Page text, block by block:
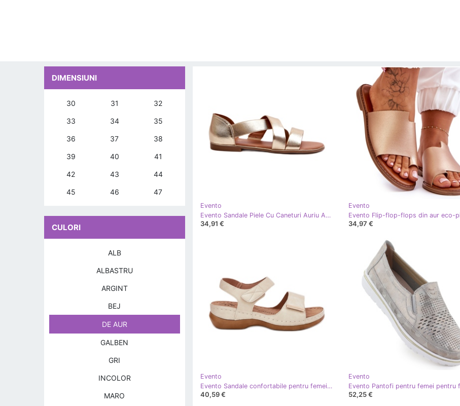
Evento
Evento Sandale Piele Cu Caneturi Auriu Apulia de aur
34,91 €
Evento
34,97 €
Evento
Evento Sandale confortabile pentru femei Velcro de aur
40,59 €
Evento
52,25 €
DIMENSIUNI
30 31 32
33 34 35
36 37 38
39 40 41
42 43 44
45 46 47
CULORI
ALB
ALBASTRU
ARGINT
BEJ
DE AUR
GALBEN
GRI
INCOLOR
MARO